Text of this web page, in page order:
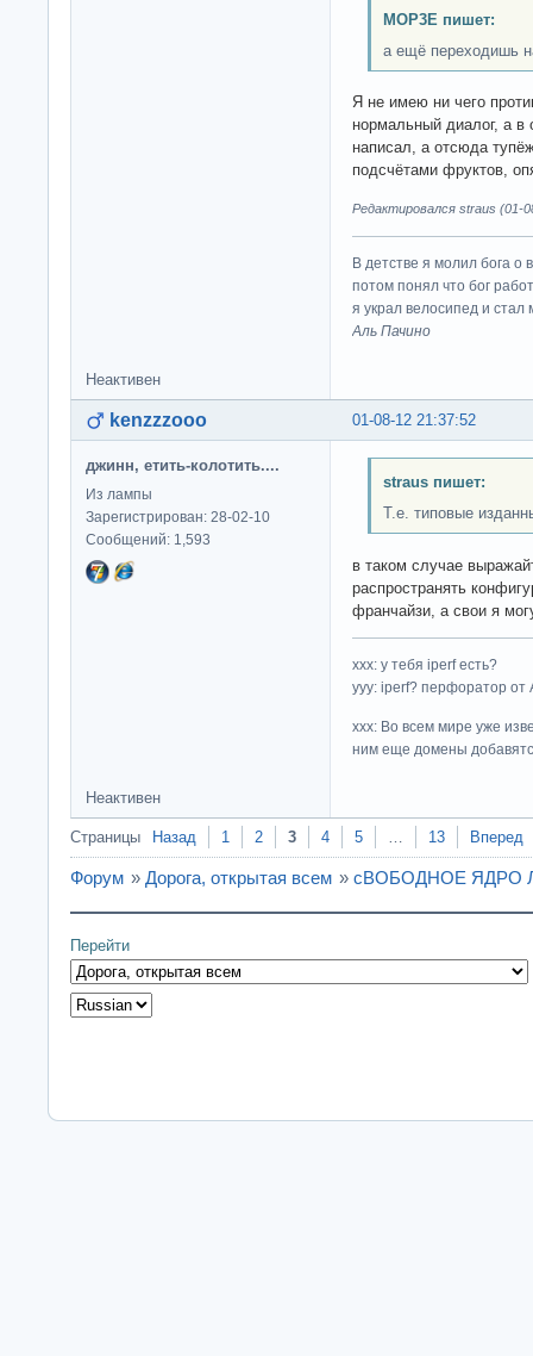
MOP3E пишет:
а ещё переходишь
Я не имею ни чего
нормальный диалог, а в
написал, а отсюда
подсчётами фруктов,
Редактировался straus (01-
В детстве я молил бога о
потом понял что бог
я украл велосипед и стал
Аль Пачино
Неактивен
01-08-12 21:37:52
kenzzzooo
джинн, етить-колотить....
Из лампы
Зарегистрирован: 28-02-10
Сообщений: 1,593
straus пишет:
Т.е. типовые
в таком случае
распространять
франчайзи, а свои я
ххх: у тебя iperf есть?
yyy: iperf? перфоратор от
xxx: Во всем мире уже
ним еще домены
Неактивен
Страницы Назад 1 2 3 4 5 13 Вперед
Форум » Дорога, открытая всем » сВОБОДНОЕ ЯДРО
Перейти